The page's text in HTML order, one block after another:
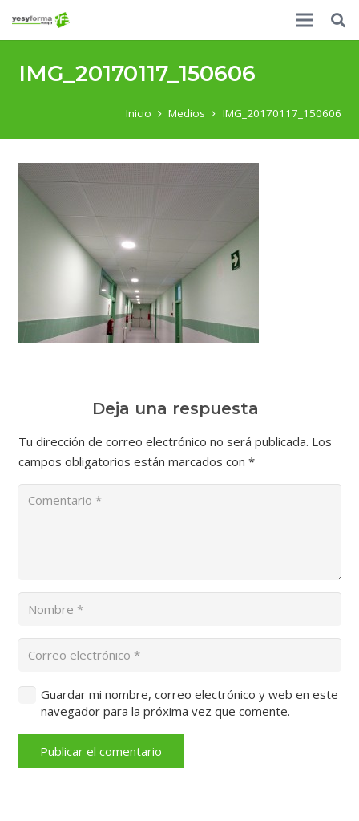
IMG_20170117_150606
Inicio Medios IMG_20170117_150606
Deja una respuesta
Tu dirección de correo electrónico no será publicada. Los
campos obligatorios están marcados con *
Guardar mi nombre, correo electrónico y web en este
navegador para la próxima vez que comente.
Publicar el comentario